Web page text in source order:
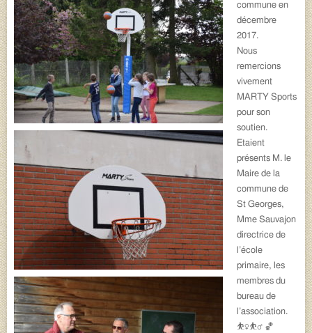
commune en
décembre
2017.
Nous
remercions
vivement
MARTY Sports
pour son
soutien.
Etaient
présents M. le
Maire de la
commune de
St Georges,
Mme Sauvajon
directrice de
l’école
primaire, les
membres du
bureau de
l’association.
⛹️‍♀️⛹️‍♂️ 🏀